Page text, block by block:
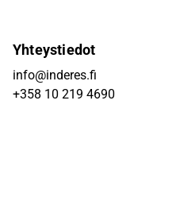
Yhteystiedot
info@inderes.fi
+358 10 219 4690